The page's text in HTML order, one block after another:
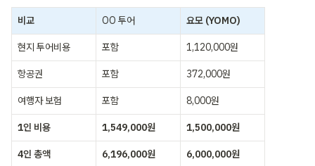
비교 OO 투어 요모 (YOMO)
현지 투어비용 포함 1,120,000원
항공권 포함 372,000원
여행자 보험 포함 8,000원
1인 비용 1,549,000원 1,500,000원
4인 총액 6,196,000원 6,000,000원